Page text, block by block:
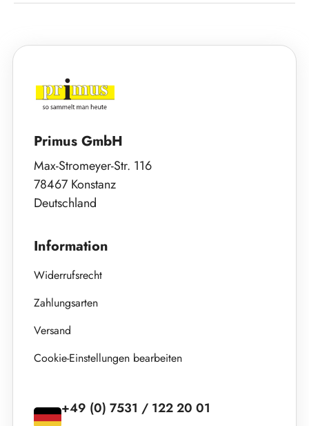
Primus GmbH
Max-Stromeyer-Str. 116
78467 Konstanz
Deutschland
Information
Widerrufsrecht
Zahlungsarten
Versand
Cookie-Einstellungen bearbeiten
+49 (0) 7531 / 122 20 01